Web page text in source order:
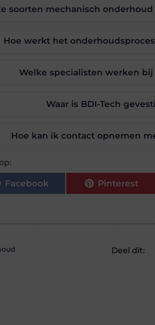
soorten mechanisch onderhoud
Hoe werkt het onderhoudsproces
Welke specialisten werken bij
Waar is BDI-Tech
Hoe kan ik contact opnemen
Facebook Pinterest
Deel dit: